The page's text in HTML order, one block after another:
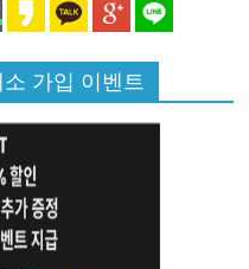
가입 이벤트